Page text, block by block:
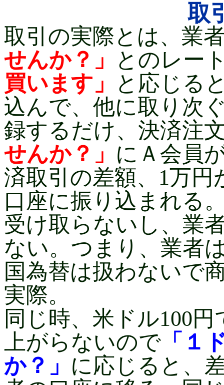
取
取引の実際とは、業
せんか？」
とのレー
買います」
と応じる
込んで、他に取り次
録するだけ、決済注
せんか？」 にＡ会員
済取引の差額、1万
口座に振り込まれる
受け取らないし、業
ない。つまり、業者
国為替は扱わないで
実際。
同じ時、米ドル100
上がらないので 「１
か？」 に応じると、